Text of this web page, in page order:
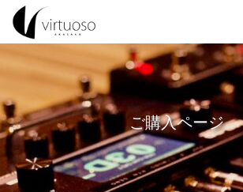
ご購入ページ